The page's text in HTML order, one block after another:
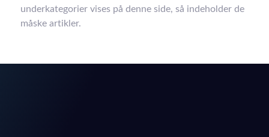
underkategorier vises på denne side, så indeholder de
måske artikler.